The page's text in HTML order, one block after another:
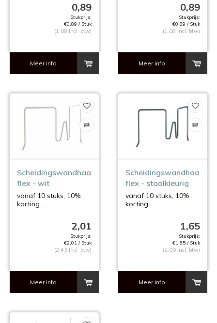
0,89
Stukprijs:
€0,89 / Stuk
(1,08 Incl. btw)
Meer info
0,89
Stukprijs:
€0,89 / Stuk
(1,08 Incl. btw)
Meer info
Scheidingswandhaak
flex - wit
vanaf 10 stuks, 10%
korting.
2,01
Stukprijs:
€2,01 / Stuk
(2,43 Incl. btw)
Meer info
Scheidingswandhaak
flex - staalkleurig
vanaf 10 stuks, 10%
korting.
1,65
Stukprijs:
€1,65 / Stuk
(2,00 Incl. btw)
Meer info